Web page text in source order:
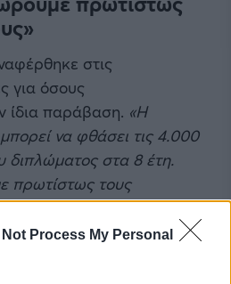
Not Process My Personal
στις
για όσους
ίδια παράβαση. «Η
να φθάσει τις 4.000
στα 8 έτη.
πρωτίστως τους
που μπορεί σε μια κακή
μεμονωμένη παράβαση».